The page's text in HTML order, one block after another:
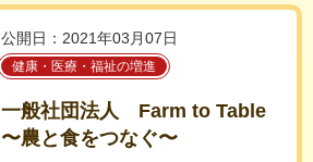
公開日：2021年03月07日
健康・医療・福祉の増進
一般社団法人 Farm to Table
〜農と食をつなぐ〜